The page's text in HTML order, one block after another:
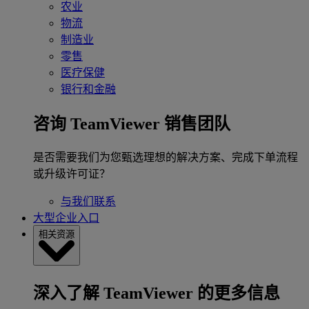
农业
物流
制造业
零售
医疗保健
银行和金融
咨询 TeamViewer 销售团队
是否需要我们为您甄选理想的解决方案、完成下单流程
或升级许可证？
与我们联系
大型企业入口
相关资源
深入了解 TeamViewer 的更多信息